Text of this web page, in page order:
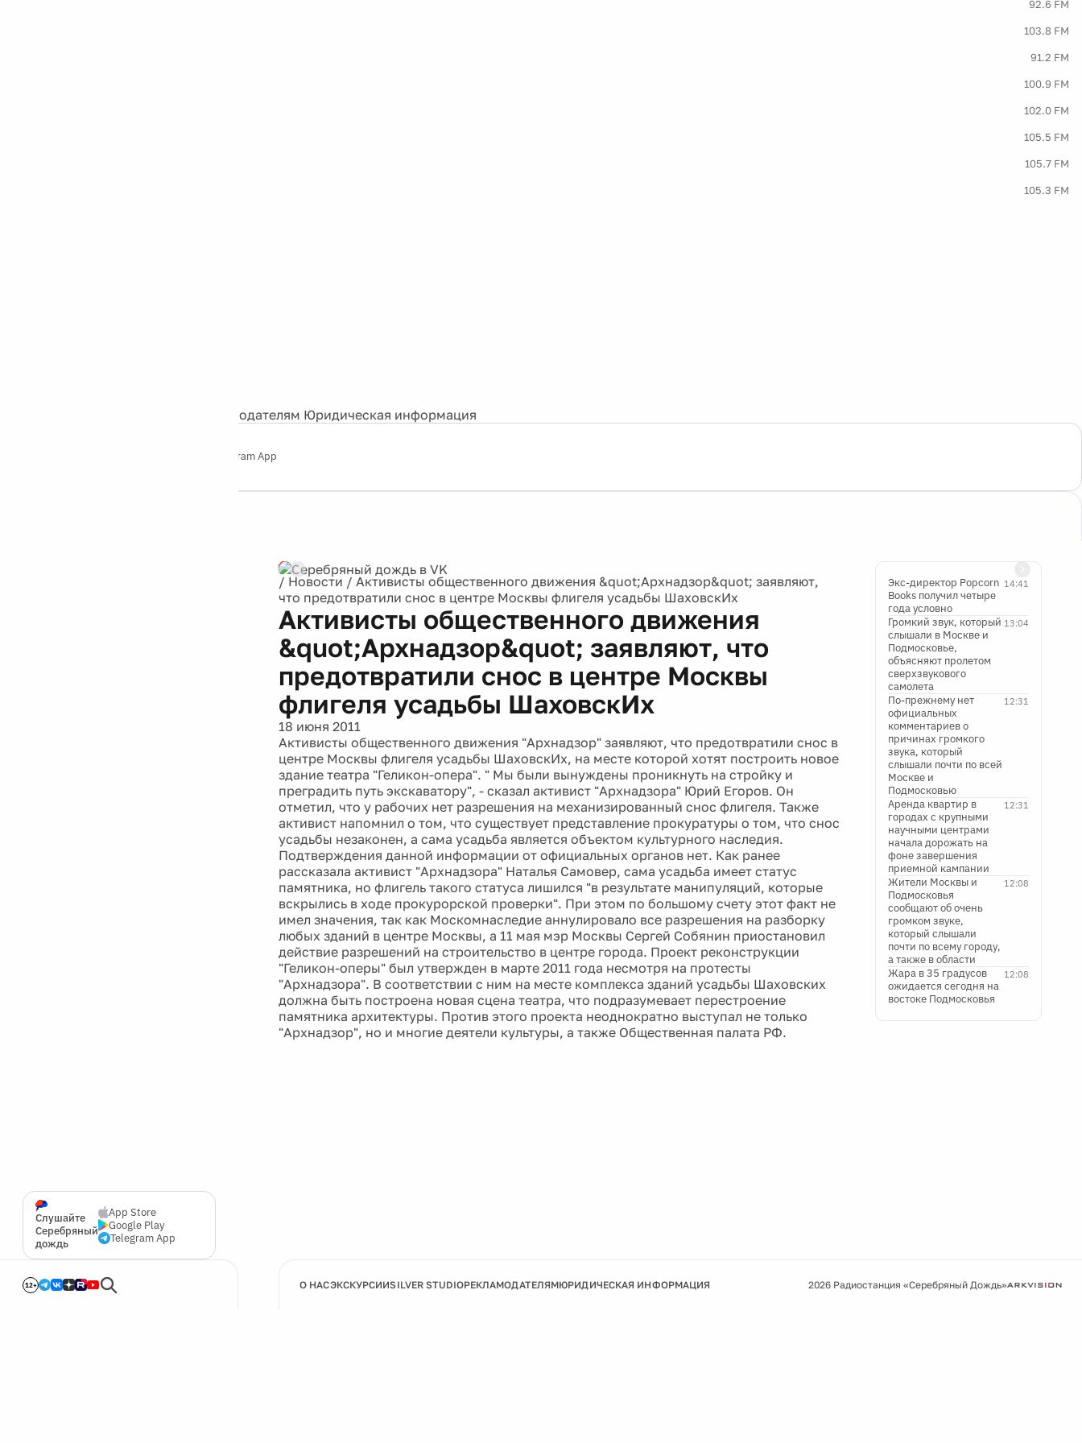
92.6 FM
103.8 FM
91.2 FM
100.9 FM
102.0 FM
105.5 FM
105.7 FM
105.3 FM
Рекламодателям Юридическая информация
Telegram App
Слушайте
Серебряный
дождь
App Store
Google Play
Telegram App
12+
/ Новости / Активисты общественного движения &quot;Архнадзор&quot; заявляют,
что предотвратили снос в центре Москвы флигеля усадьбы ШаховскИх
Активисты общественного движения
&quot;Архнадзор&quot; заявляют, что
предотвратили снос в центре Москвы
флигеля усадьбы ШаховскИх
18 июня 2011
Активисты общественного движения "Архнадзор" заявляют, что предотвратили снос в
центре Москвы флигеля усадьбы ШаховскИх, на месте которой хотят построить новое
здание театра "Геликон-опера". " Мы были вынуждены проникнуть на стройку и
преградить путь экскаватору", - сказал активист "Архнадзора" Юрий Егоров. Он
отметил, что у рабочих нет разрешения на механизированный снос флигеля. Также
активист напомнил о том, что существует представление прокуратуры о том, что снос
усадьбы незаконен, а сама усадьба является объектом культурного наследия.
Подтверждения данной информации от официальных органов нет. Как ранее
рассказала активист "Архнадзора" Наталья Самовер, сама усадьба имеет статус
памятника, но флигель такого статуса лишился "в результате манипуляций, которые
вскрылись в ходе прокурорской проверки". При этом по большому счету этот факт не
имел значения, так как Москомнаследие аннулировало все разрешения на разборку
любых зданий в центре Москвы, а 11 мая мэр Москвы Сергей Собянин приостановил
действие разрешений на строительство в центре города. Проект реконструкции
"Геликон-оперы" был утвержден в марте 2011 года несмотря на протесты
"Архнадзора". В соответствии с ним на месте комплекса зданий усадьбы Шаховских
должна быть построена новая сцена театра, что подразумевает перестроение
памятника архитектуры. Против этого проекта неоднократно выступал не только
"Архнадзор", но и многие деятели культуры, а также Общественная палата РФ.
14:41
Экс-директор Popcorn
Books получил четыре
года условно
13:04
Громкий звук, который
слышали в Москве и
Подмосковье,
объясняют пролетом
сверхзвукового
самолета
12:31
По-прежнему нет
официальных
комментариев о
причинах громкого
звука, который
слышали почти по всей
Москве и
Подмосковью
12:31
Аренда квартир в
городах с крупными
научными центрами
начала дорожать на
фоне завершения
приемной кампании
12:08
Жители Москвы и
Подмосковья
сообщают об очень
громком звуке,
который слышали
почти по всему городу,
а также в области
12:08
Жара в 35 градусов
ожидается сегодня на
востоке Подмосковья
О НАСЭКСКУРСИИSILVER STUDIOРЕКЛАМОДАТЕЛЯМЮРИДИЧЕСКАЯ ИНФОРМАЦИЯ 2026 Радиостанция «Серебряный Дождь»